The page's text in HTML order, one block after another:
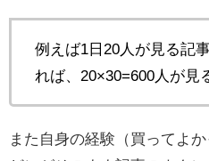
例えば1日20人が見る記
れば、20×30=600人が見
また自身の経験（買ってよ